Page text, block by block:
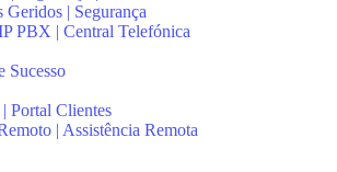
Geridos | Segurança
PBX | Central Telefónica
Sucesso
Portal Clientes
| Assistência Remota